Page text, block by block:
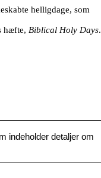
helligdage, som
hæfte, Biblical Holy Days.
indeholder detaljer om